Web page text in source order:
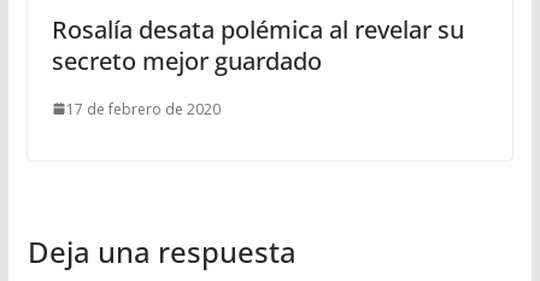
Rosalía desata polémica al revelar su
secreto mejor guardado
17 de febrero de 2020
Deja una respuesta